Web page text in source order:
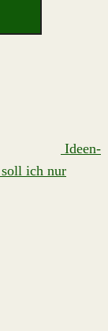
Ideen-
ich nur